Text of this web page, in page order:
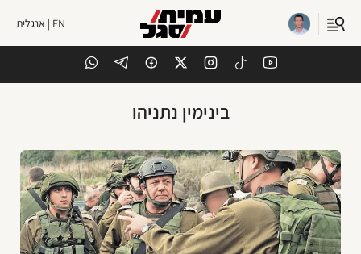
EN | אנגלית
בינימין נתניהו